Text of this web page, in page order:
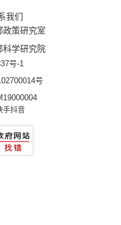
我们
政策研究室
科学研究院
号-1
号
手抖音